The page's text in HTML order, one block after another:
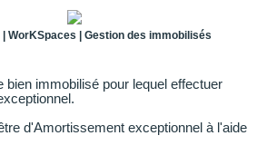
WorKSpaces | Gestion des immobilisés
bien immobilisé pour lequel effectuer
d'Amortissement exceptionnel à l'aide